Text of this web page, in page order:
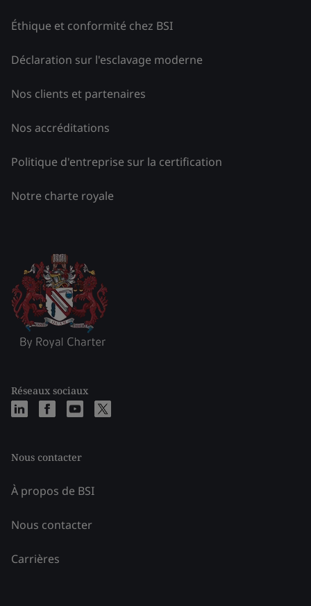
Éthique et conformité chez BSI
Déclaration sur l'esclavage moderne
Nos clients et partenaires
Nos accréditations
Politique d'entreprise sur la certification
Notre charte royale
Réseaux sociaux
Nous contacter
À propos de BSI
Nous contacter
Carrières